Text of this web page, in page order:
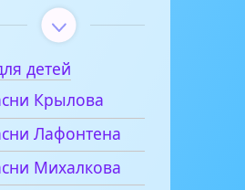
детей
Крылова
Лафонтена
Михалкова